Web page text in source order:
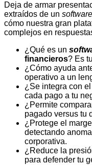
​Deja de armar
extraídos de un software
cómo nuestra gran
complejos en
​¿Qué es un
financieros? Es
​¿Cómo ayuda
operativo a un
​¿Se integra con
cada pago a tu
​¿Permite
pagado versus tu
​¿Protege el
detectando
corporativa.
​¿Reduce la
para defender tu